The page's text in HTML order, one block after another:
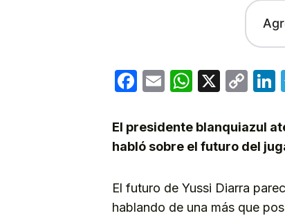
Facebook
Email X
El presidente blanquiazul
habló sobre el futuro del
El futuro de Yussi Diarra
hablando de una más que